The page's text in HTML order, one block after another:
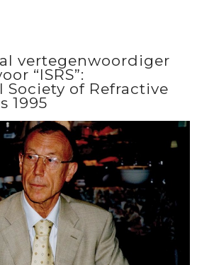
vertegenwoordiger
“ISRS”:
of Refractive
1995